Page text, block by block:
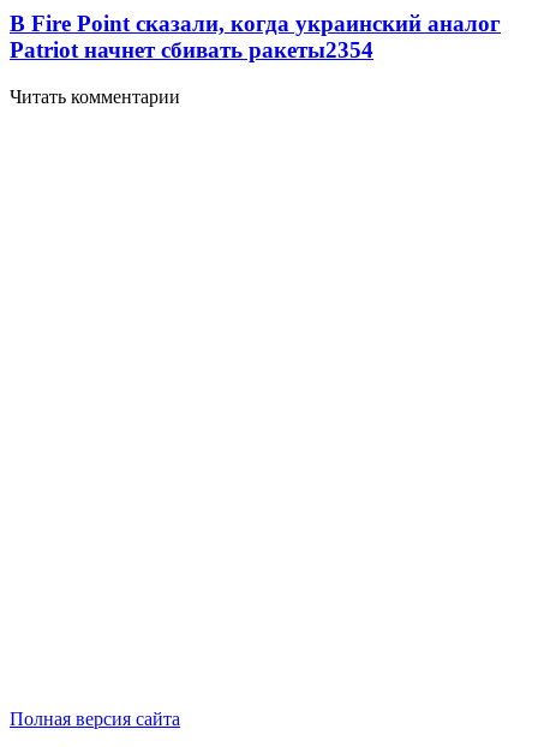
В Fire Point сказали, когда украинский аналог
Patriot начнет сбивать ракеты2354
Читать комментарии
Полная версия сайта